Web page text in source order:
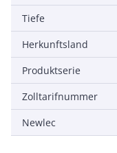
Tiefe
Herkunftsland
Produktserie
Zolltarifnummer
Newlec